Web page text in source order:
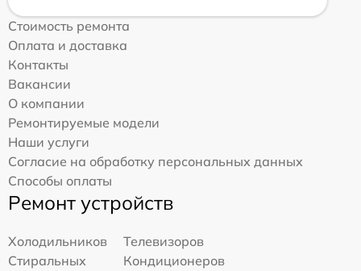
Стоимость ремонта
Оплата и доставка
Контакты
Вакансии
О компании
Ремонтируемые модели
Наши услуги
Согласие на обработку персональных данных
Способы оплаты
Ремонт устройств
Холодильников
Телевизоров
Стиральных
Кондиционеров